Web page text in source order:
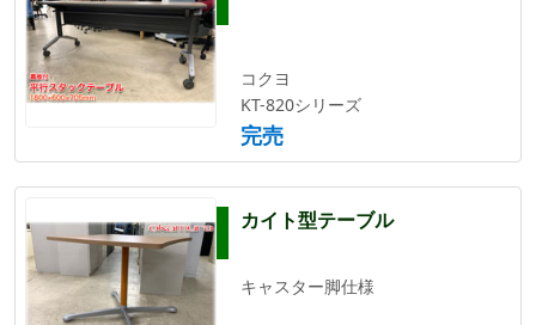
コクヨ
KT-820シリーズ
完売
カイト型テーブル
キャスター脚仕様